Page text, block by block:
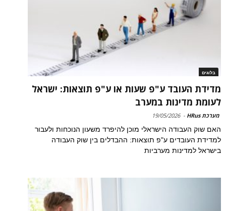
בלוגים
מדידת העובד ע"פ שעות או ע"פ תוצאות: ישראל
לעומת מדינות במערב
מערכת HRus -
19/05/2026
האם שוק העבודה הישראלי מוכן להיפרד משעון הנוכחות ולעבור
למדידת העובדים ע"פ תוצאות: ההבדלים בין שוק העבודה
בישראל למדינות מערביות